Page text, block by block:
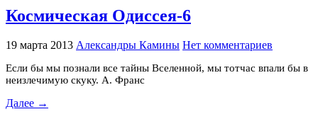
Космическая Одиссея-6
19 марта 2013 Александры Камины Нет комментариев
Если бы мы познали все тайны Вселенной, мы тотчас впали бы в
неизлечимую скуку. А. Франс
Далее →